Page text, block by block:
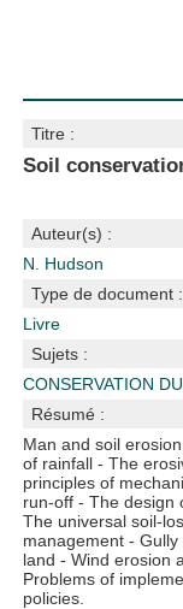
Titre :
Soil
Auteur(s) :
N. Hudson
Type de document :
Livre
Sujets :
CONSERVATION DU
Résumé :
Man and soil
of rainfall - The
principles of
run-off - The design
The universal soil-
management -
land - Wind erosion
Problems of
policies.